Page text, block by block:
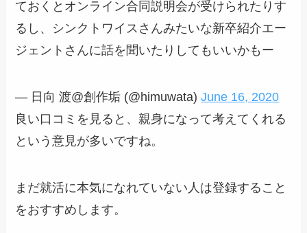
ておくとオンライン合同説明会が受けられたりす
るし、シンクトワイスさんみたいな新卒紹介エー
ジェントさんに話を聞いたりしてもいいかもー
— 日向 渡@創作垢 (@himuwata)June 16, 2020
良い口コミを見ると、親身になって考えてくれる
という意見が多いですね。
まだ就活に本気になれていない人は登録すること
をおすすめします。